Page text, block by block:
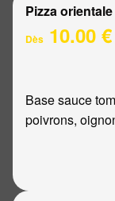
Pizza orientale
Dès 10.00 €
Base sauce
poivrons,